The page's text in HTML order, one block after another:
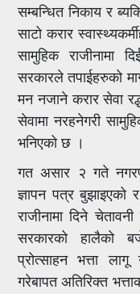
सम्बन्धित निकाय र
साटो करार
सामुहिक राजीनामा
सरकारले तपाईहरुको
मन नजाने करार सेवा
सेवामा नरहनेगरी
भनिएको छ ।
गत असार २ गते
ज्ञापन पत्र बुझाइएको
राजीनामा दिने
सरकारको हालैको
प्रोत्साहन भत्ता लागू
गरेबापत अतिरिक्त